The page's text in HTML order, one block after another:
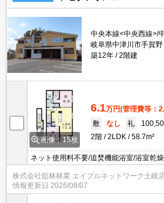
中央本線<中央西線>/
岐阜県中津川市手賀野
築12年
2階建
画像：15枚
6.1万円(管理費等：
敷
なし 礼
2階
2LDK 58.7m²
ネット使用料不要/追焚機能浴室/浴室乾
ト/TVインターホン/宅配ボックス/防犯カ
2台/照明付き/シャワー付洗面台/温水洗
ズボックス/全居室収納/洗濯機置場（室
角住戸/最上階/24時間管理
株式会社舘林林業 エイブルネットワーク土岐
情報更新日 2026/08/07